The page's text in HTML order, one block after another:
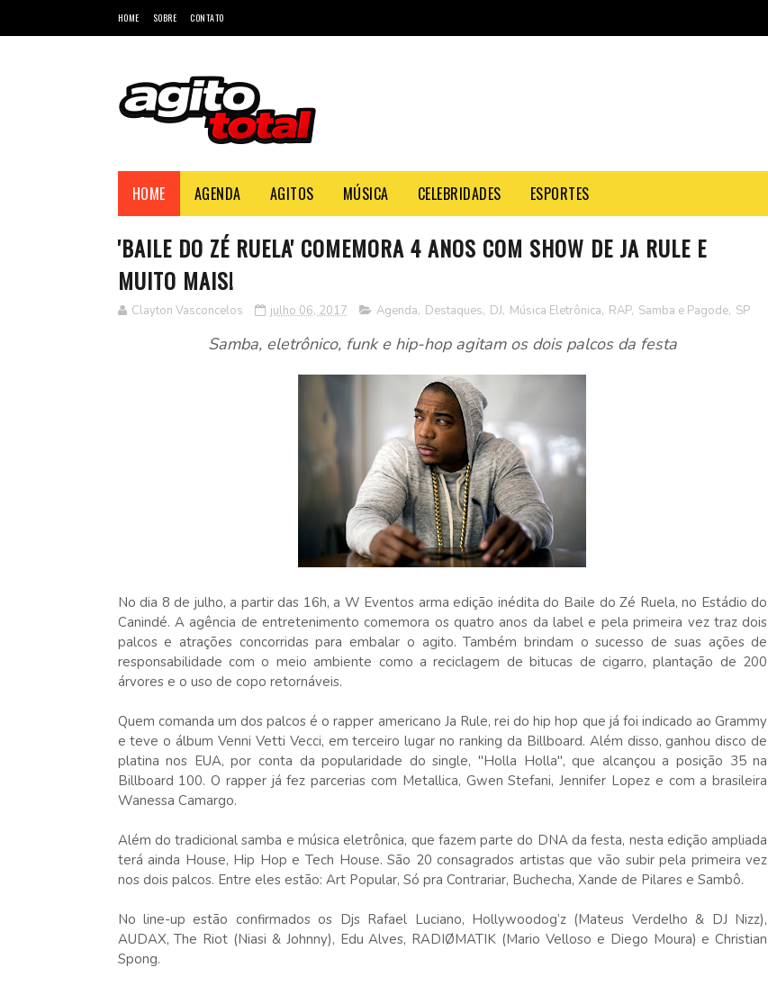
HOME SOBRE CONTATO
HOME AGENDA AGITOS MÚSICA CELEBRIDADES ESPORTES
'BAILE DO ZÉ RUELA' COMEMORA 4 ANOS COM SHOW DE JA RULE E
MUITO MAIS!
Clayton Vasconcelos julho 06, 2017 Agenda, Destaques, DJ, Música Eletrônica, RAP, Samba e Pagode, SP
Samba, eletrônico, funk e hip-hop agitam os dois palcos da festa
No dia 8 de julho, a partir das 16h, a W Eventos arma edição inédita do Baile do Zé Ruela, no Estádio do
Canindé. A agência de entretenimento comemora os quatro anos da label e pela primeira vez traz dois
palcos e atrações concorridas para embalar o agito. Também brindam o sucesso de suas ações de
responsabilidade com o meio ambiente como a reciclagem de bitucas de cigarro, plantação de 200
árvores e o uso de copo retornáveis.
Quem comanda um dos palcos é o rapper americano Ja Rule, rei do hip hop que já foi indicado ao Grammy
e teve o álbum Venni Vetti Vecci, em terceiro lugar no ranking da Billboard. Além disso, ganhou disco de
platina nos EUA, por conta da popularidade do single, "Holla Holla", que alcançou a posição 35 na
Billboard 100. O rapper já fez parcerias com Metallica, Gwen Stefani, Jennifer Lopez e com a brasileira
Wanessa Camargo.
Além do tradicional samba e música eletrônica, que fazem parte do DNA da festa, nesta edição ampliada
terá ainda House, Hip Hop e Tech House. São 20 consagrados artistas que vão subir pela primeira vez
nos dois palcos. Entre eles estão: Art Popular, Só pra Contrariar, Buchecha, Xande de Pilares e Sambô.
No line-up estão confirmados os Djs Rafael Luciano, Hollywoodog’z (Mateus Verdelho & DJ Nizz),
AUDAX, The Riot (Niasi & Johnny), Edu Alves, RADIØMATIK (Mario Velloso e Diego Moura) e Christian
Spong.